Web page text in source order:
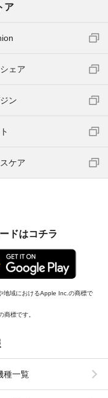
ア
ェア
ン
ケア
ドはコチラ
地域におけるApple Inc.の商標で
標です。
種一覧